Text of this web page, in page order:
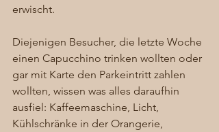
erwischt.
Diejenigen Besucher, die letzte Woche
einen Capucchino trinken wollten oder
gar mit Karte den Parkeintritt zahlen
wollten, wissen was alles daraufhin
ausfiel: Kaffeemaschine, Licht,
Kühlschränke in der Orangerie,